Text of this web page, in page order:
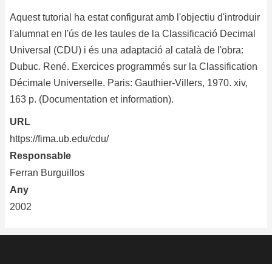
Aquest tutorial ha estat configurat amb l'objectiu d'introduir
l'alumnat en l'ús de les taules de la Classificació Decimal
Universal (CDU) i és una adaptació al català de l'obra:
Dubuc. René. Exercices programmés sur la Classification
Décimale Universelle. Paris: Gauthier-Villers, 1970. xiv,
163 p. (Documentation et information).
URL
https://fima.ub.edu/cdu/
Responsable
Ferran Burguillos
Any
2002